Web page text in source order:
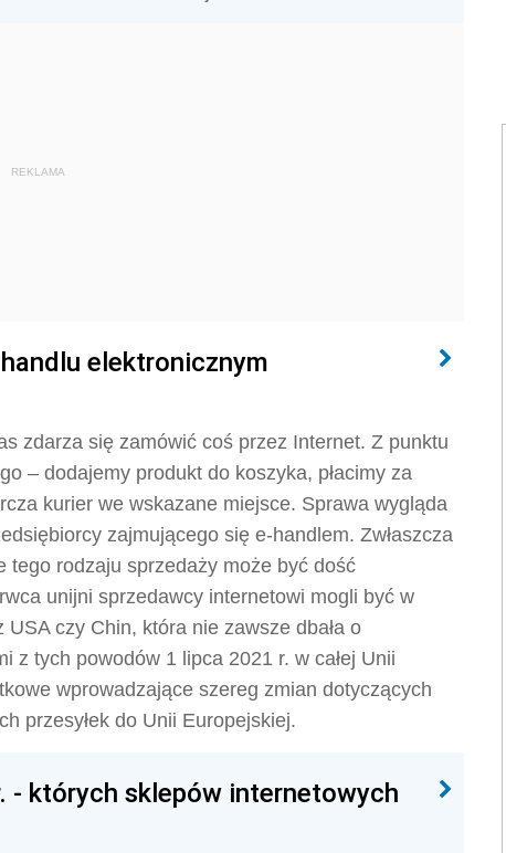
REKLAMA
elektronicznym
zdarza się zamówić coś przez Internet. Z punktu
– dodajemy produkt do koszyka, płacimy za
kurier we wskazane miejsce. Sprawa wygląda
zajmującego się e-handlem. Zwłaszcza
tego rodzaju sprzedaży może być dość
unijni sprzedawcy internetowi mogli być w
czy Chin, która nie zawsze dbała o
z tych powodów 1 lipca 2021 r. w całej Unii
wprowadzające szereg zmian dotyczących
przesyłek do Unii Europejskiej.
- których sklepów internetowych